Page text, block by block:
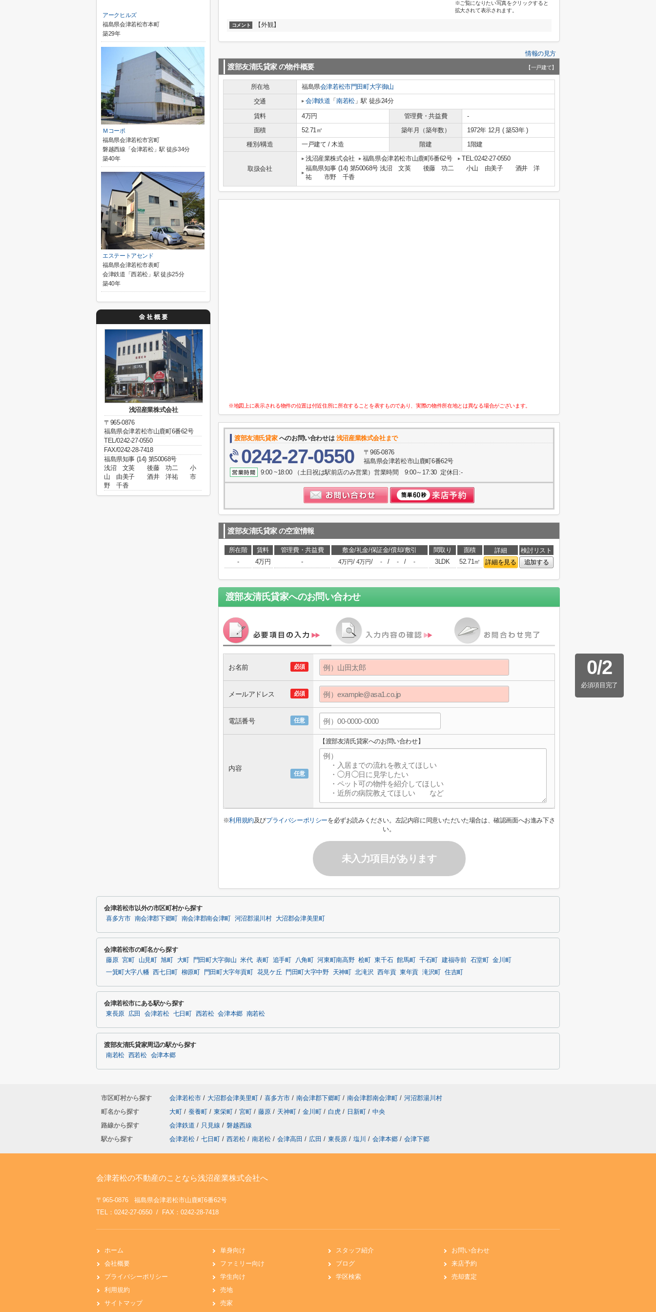
※ご覧になりたい写真をクリックすると
拡大されて表示されます。
コメント 【外観】
情報の見方
渡部友清氏貸家の物件概要 【一戸建て】
所在地 福島県会津若松市門田町大字御山
交通
会津鉄道 「南若松」駅 徒歩24分
賃料 4万円 管理費・共益費
-
面積
52.71㎡ 築年月（築年数）
1972年 12月 ( 築53年 )
種別/構造
一戸建て / 木造 階建 1階建
取扱会社
浅沼産業株式会社 福島県会津若松市山鹿町6番62号
TEL:0242-27-0550
福島県知事 (14) 第50068号 浅沼 文英 後藤 功二 小山 由美子 酒井 洋
祐 市野 千香
※地図上に表示される物件の位置は付近住所に所在することを表すものであり、実際の物件所在地とは異なる場合がございます。
渡部友清氏貸家へのお問い合わせは 浅沼産業株式会社まで
0242-27-0550
〒965-0876
福島県会津若松市山鹿町6番62号
9:00 ~18:00 （土日祝は駅前店のみ営業）営業時間 9:00～17:30 定休日:-
渡部友清氏貸家の空室情報
所在階 賃料 管理費・共益費 敷金/礼金/保証金/償却/敷引 間取り 面積 詳細
検討リスト
-
4万円 - 4万円/ 4万円/ - / - / - 3LDK 52.71㎡ 詳細を見る 追加する
渡部友清氏貸家へのお問い合わせ
0/2
必須項目完了
必須
お名前
必須
メールアドレス
任意
電話番号
任意
内容
【渡部友清氏貸家へのお問い合わせ】
※利用規約及びプライバシーポリシーを必ずお読みください。左記内容に同意いただいた場合は、確認画面へお進み下さ
い。
未入力項目があります
アークヒルズ
福島県会津若松市本町
築29年
Ｍコーポ
福島県会津若松市宮町
磐越西線「会津若松」駅 徒歩34分
築40年
エステートアセンド
福島県会津若松市表町
会津鉄道「西若松」駅 徒歩25分
築40年
浅沼産業株式会社
〒965-0876
福島県会津若松市山鹿町6番62号
TEL/0242-27-0550
FAX/0242-28-7418
福島県知事 (14) 第50068号
浅沼 文英 後藤 功二 小
山 由美子 酒井 洋祐 市
野 千香
会津若松市以外の市区町村から探す
喜多方市 南会津郡下郷町 南会津郡南会津町 河沼郡湯川村 大沼郡会津美里町
会津若松市の町名から探す
藤原 宮町 山見町 旭町 大町 門田町大字御山 米代 表町 追手町 八角町 河東町南高野 桧町 東千石 館馬町 千石町 建福寺前 石堂町
金川町
一箕町大字八幡
西七日町 柳原町 門田町大字年貢町 花見ケ丘 門田町大字中野 天神町 北滝沢 西年貢 東年貢 滝沢町 住吉町
会津若松市にある駅から探す
東長原 広田 会津若松 七日町 西若松 会津本郷 南若松
渡部友清氏貸家周辺の駅から探す
南若松 西若松 会津本郷
市区町村から探す 会津若松市 / 大沼郡会津美里町 / 喜多方市 / 南会津郡下郷町 / 南会津郡南会津町 / 河沼郡湯川村
町名から探す
大町 / 蚕養町 / 東栄町 / 宮町 / 藤原 / 天神町 / 金川町 / 白虎 / 日新町 / 中央
路線から探す
会津鉄道 / 只見線 / 磐越西線
駅から探す
会津若松 / 七日町 / 西若松 / 南若松 / 会津高田 / 広田 / 東長原 / 塩川 / 会津本郷 / 会津下郷
会津若松の不動産のことなら浅沼産業株式会社へ
〒965-0876 福島県会津若松市山鹿町6番62号
TEL：0242-27-0550 / FAX：0242-28-7418
ホーム
会社概要
プライバシーポリシー
利用規約
サイトマップ
単身向け
ファミリー向け
学生向け
売地
売家
スタッフ紹介
ブログ
学区検索
お問い合わせ
来店予約
売却査定